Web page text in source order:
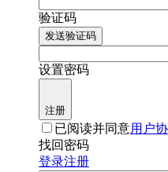
验证码
发送验证码
设置密码
注册
已阅读并同意用户
找回密码
登录注册